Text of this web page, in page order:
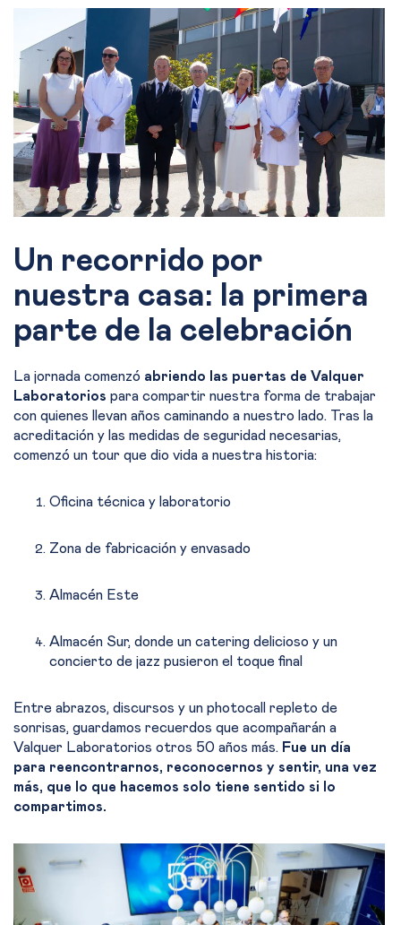
Un recorrido por
nuestra casa: la primera
parte de la celebración
La jornada comenzó abriendo las puertas de Valquer
Laboratorios para compartir nuestra forma de trabajar
con quienes llevan años caminando a nuestro lado. Tras la
acreditación y las medidas de seguridad necesarias,
comenzó un tour que dio vida a nuestra historia:
Oficina técnica y laboratorio
Zona de fabricación y envasado
Almacén Este
Almacén Sur, donde un catering delicioso y un
concierto de jazz pusieron el toque final
Entre abrazos, discursos y un photocall repleto de
sonrisas, guardamos recuerdos que acompañarán a
Valquer Laboratorios otros 50 años más. Fue un día
para reencontrarnos, reconocernos y sentir, una vez
más, que lo que hacemos solo tiene sentido si lo
compartimos.